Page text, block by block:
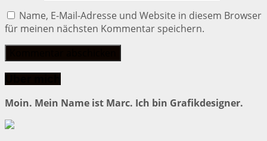
Name, E-Mail-Adresse und Website in diesem Browser
für meinen nächsten Kommentar speichern.
Moin. Mein Name ist Marc. Ich bin Grafikdesigner.